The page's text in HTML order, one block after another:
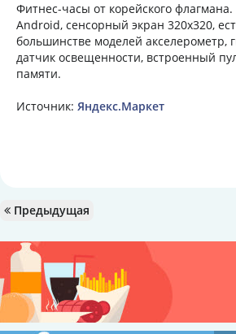
Фитнес-часы от корейского
Android, сенсорный экран 320х320,
большинстве моделей акселерометр,
датчик освещенности, встроенный
памяти.
Источник: Яндекс.Маркет
Предыдущая